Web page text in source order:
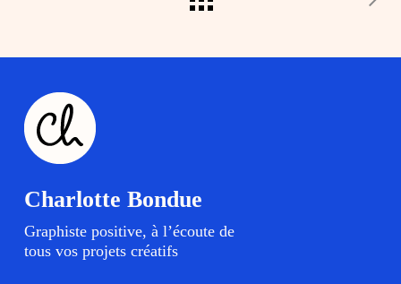
Charlotte Bondue
Graphiste positive, à l’écoute de
tous vos projets créatifs